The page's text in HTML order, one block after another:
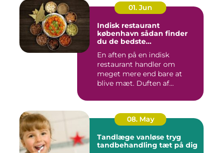
01. Jun
Indisk restaurant
københavn sådan finder
du de bedste
En aften på en indisk
restaurant handler om
meget mere end bare at
blive mæt. Duften af
08. May
Tandlæge vanløse tryg
tandbehandling tæt på dig